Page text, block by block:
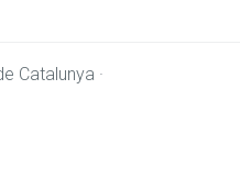
Catalunya ·